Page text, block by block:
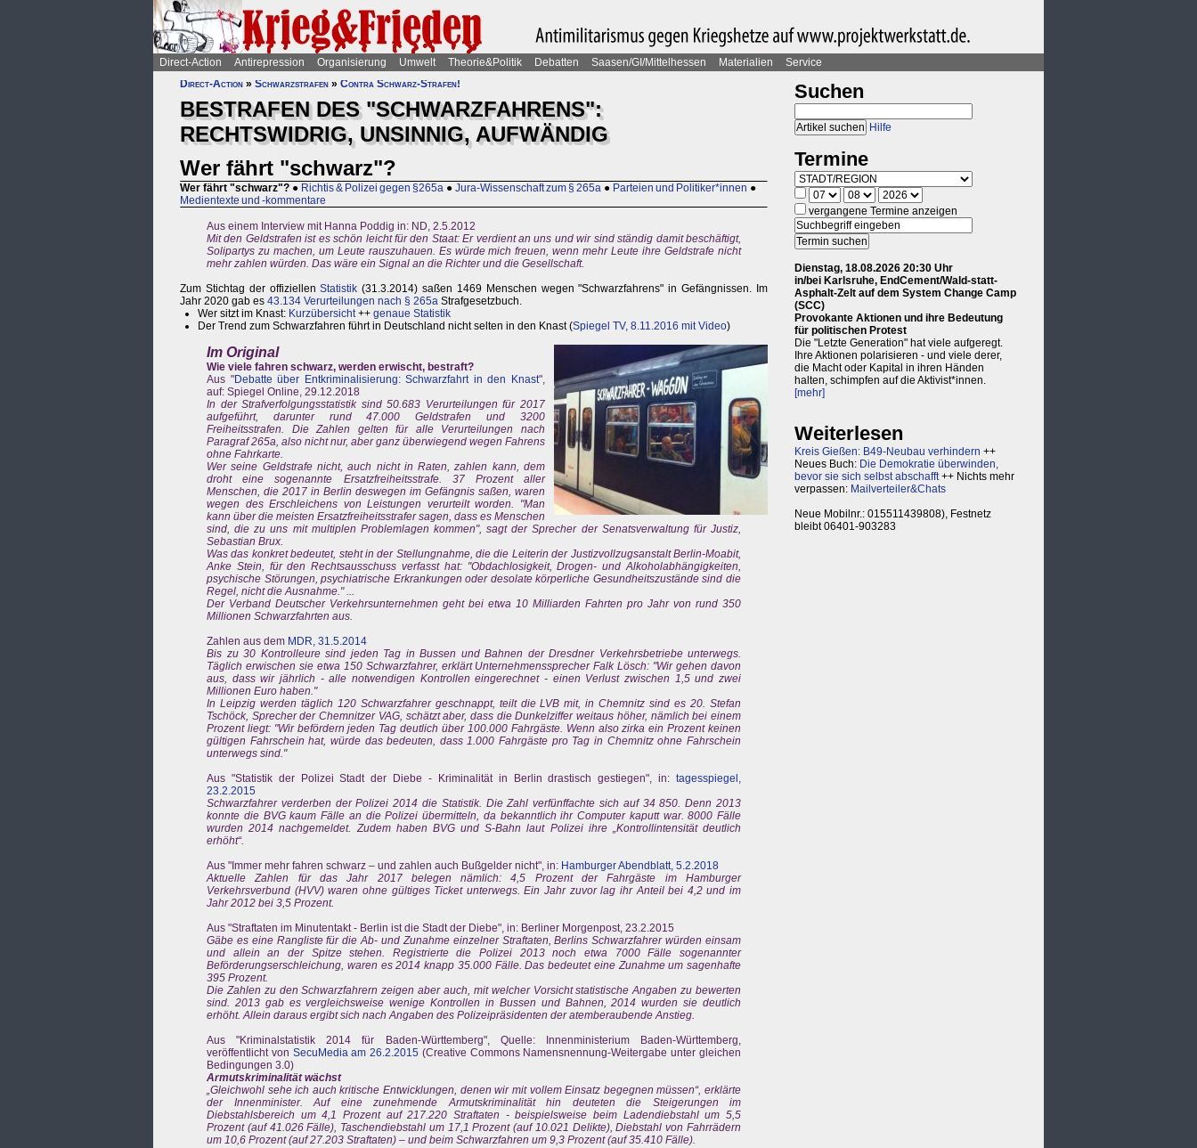
Direct-Action Antirepression Organisierung Umwelt Theorie&Politik Debatten Saasen/GI/Mittelhessen Materialien
Service
Direct-Action » Schwarzstrafen » Contra Schwarz-Strafen!
BESTRAFEN DES "SCHWARZFAHRENS":
RECHTSWIDRIG, UNSINNIG, AUFWÄNDIG
Wer fährt "schwarz"?
Wer fährt "schwarz"? ● Richtis & Polizei gegen §265a ● Jura-Wissenschaft zum § 265a ● Parteien und Politiker*innen ●
Medientexte und -kommentare
Aus einem Interview mit Hanna Poddig in: ND, 2.5.2012
Mit den Geldstrafen ist es schön leicht für den Staat: Er verdient an uns und wir sind ständig damit beschäftigt,
Solipartys zu machen, um Leute rauszuhauen. Es würde mich freuen, wenn mehr Leute ihre Geldstrafe nicht
mehr zahlen würden. Das wäre ein Signal an die Richter und die Gesellschaft.
Zum Stichtag der offiziellenStatistik (31.3.2014) saßen 1469 Menschen wegen "Schwarzfahrens" in Gefängnissen. Im
Jahr 2020 gab es 43.134 Verurteilungen nach § 265a Strafgesetzbuch.
Wer sitzt im Knast: Kurzübersicht++ genaue Statistik
Der Trend zum Schwarzfahren führt in Deutschland nicht selten in den Knast (Spiegel TV, 8.11.2016 mit Video)
Im Original
Wie viele fahren schwarz, werden erwischt, bestraft?
Aus "Debatte über Entkriminalisierung: Schwarzfahrt in den Knast",
auf: Spiegel Online, 29.12.2018
In der Strafverfolgungsstatistik sind 50.683 Verurteilungen für 2017
aufgeführt, darunter rund 47.000 Geldstrafen und 3200
Freiheitsstrafen. Die Zahlen gelten für alle Verurteilungen nach
Paragraf 265a, also nicht nur, aber ganz überwiegend wegen Fahrens
ohne Fahrkarte.
Wer seine Geldstrafe nicht, auch nicht in Raten, zahlen kann, dem
droht eine sogenannte Ersatzfreiheitsstrafe. 37 Prozent aller
Menschen, die 2017 in Berlin deswegen im Gefängnis saßen, waren
wegen des Erschleichens von Leistungen verurteilt worden. "Man
kann über die meisten Ersatzfreiheitsstrafer sagen, dass es Menschen
sind, die zu uns mit multiplen Problemlagen kommen", sagt der Sprecher der Senatsverwaltung für Justiz,
Sebastian Brux.
Was das konkret bedeutet, steht in der Stellungnahme, die die Leiterin der Justizvollzugsanstalt Berlin-Moabit,
Anke Stein, für den Rechtsausschuss verfasst hat: "Obdachlosigkeit, Drogen- und Alkoholabhängigkeiten,
psychische Störungen, psychiatrische Erkrankungen oder desolate körperliche Gesundheitszustände sind die
Regel, nicht die Ausnahme." ...
Der Verband Deutscher Verkehrsunternehmen geht bei etwa 10 Milliarden Fahrten pro Jahr von rund 350
Millionen Schwarzfahrten aus.
Zahlen aus dem MDR, 31.5.2014
Bis zu 30 Kontrolleure sind jeden Tag in Bussen und Bahnen der Dresdner Verkehrsbetriebe unterwegs.
Täglich erwischen sie etwa 150 Schwarzfahrer, erklärt Unternehmenssprecher Falk Lösch: "Wir gehen davon
aus, dass wir jährlich - alle notwendigen Kontrollen eingerechnet - einen Verlust zwischen 1,5 und zwei
Millionen Euro haben."
In Leipzig werden täglich 120 Schwarzfahrer geschnappt, teilt die LVB mit, in Chemnitz sind es 20. Stefan
Tschöck, Sprecher der Chemnitzer VAG, schätzt aber, dass die Dunkelziffer weitaus höher, nämlich bei einem
Prozent liegt: "Wir befördern jeden Tag deutlich über 100.000 Fahrgäste. Wenn also zirka ein Prozent keinen
gültigen Fahrschein hat, würde das bedeuten, dass 1.000 Fahrgäste pro Tag in Chemnitz ohne Fahrschein
unterwegs sind."
Aus "Statistik der Polizei Stadt der Diebe - Kriminalität in Berlin drastisch gestiegen", in: tagesspiegel,
23.2.2015
Schwarzfahrer verderben der Polizei 2014 die Statistik. Die Zahl verfünffachte sich auf 34 850. Denn 2013
konnte die BVG kaum Fälle an die Polizei übermitteln, da bekanntlich ihr Computer kaputt war. 8000 Fälle
wurden 2014 nachgemeldet. Zudem haben BVG und S-Bahn laut Polizei ihre „Kontrollintensität deutlich
erhöht“.
Aus "Immer mehr fahren schwarz – und zahlen auch Bußgelder nicht", in: Hamburger Abendblatt, 5.2.2018
Aktuelle Zahlen für das Jahr 2017 belegen nämlich: 4,5 Prozent der Fahrgäste im Hamburger
Verkehrsverbund (HVV) waren ohne gültiges Ticket unterwegs. Ein Jahr zuvor lag ihr Anteil bei 4,2 und im
Jahr 2012 bei 3,5 Prozent.
Aus "Straftaten im Minutentakt - Berlin ist die Stadt der Diebe", in: Berliner Morgenpost, 23.2.2015
Gäbe es eine Rangliste für die Ab- und Zunahme einzelner Straftaten, Berlins Schwarzfahrer würden einsam
und allein an der Spitze stehen. Registrierte die Polizei 2013 noch etwa 7000 Fälle sogenannter
Beförderungserschleichung, waren es 2014 knapp 35.000 Fälle. Das bedeutet eine Zunahme um sagenhafte
395 Prozent.
Die Zahlen zu den Schwarzfahrern zeigen aber auch, mit welcher Vorsicht statistische Angaben zu bewerten
sind. 2013 gab es vergleichsweise wenige Kontrollen in Bussen und Bahnen, 2014 wurden sie deutlich
erhöht. Allein daraus ergibt sich nach Angaben des Polizeipräsidenten der atemberaubende Anstieg.
Aus "Kriminalstatistik 2014 für Baden-Württemberg", Quelle: Innenministerium Baden-Württemberg,
veröffentlicht von SecuMedia am 26.2.2015 (Creative Commons Namensnennung-Weitergabe unter gleichen
Bedingungen 3.0)
Armutskriminalität wächst
„Gleichwohl sehe ich auch kritische Entwicklungen, denen wir mit vollem Einsatz begegnen müssen“, erklärte
der Innenminister. Auf eine zunehmende Armutskriminalität hin deuteten die Steigerungen im
Diebstahlsbereich um 4,1 Prozent auf 217.220 Straftaten - beispielsweise beim Ladendiebstahl um 5,5
Prozent (auf 41.026 Fälle), Taschendiebstahl um 17,1 Prozent (auf 10.021 Delikte), Diebstahl von Fahrrädern
um 10,6 Prozent (auf 27.203 Straftaten) – und beim Schwarzfahren um 9,3 Prozent (auf 35.410 Fälle).
Suchen
Hilfe
Termine
vergangene Termine anzeigen
Dienstag, 18.08.2026 20:30 Uhr
in/bei Karlsruhe, EndCement/Wald-statt-
Asphalt-Zelt auf dem System Change Camp
(SCC)
Provokante Aktionen und ihre Bedeutung
für politischen Protest
Die "Letzte Generation" hat viele aufgeregt.
Ihre Aktionen polarisieren - und viele derer,
die Macht oder Kapital in ihren Händen
halten, schimpfen auf die Aktivist*innen.
[mehr]
Weiterlesen
Kreis Gießen: B49-Neubau verhindern ++
Neues Buch: Die Demokratie überwinden,
bevor sie sich selbst abschafft++ Nichts mehr
verpassen: Mailverteiler&Chats
Neue Mobilnr.: 015511439808), Festnetz
bleibt 06401-903283